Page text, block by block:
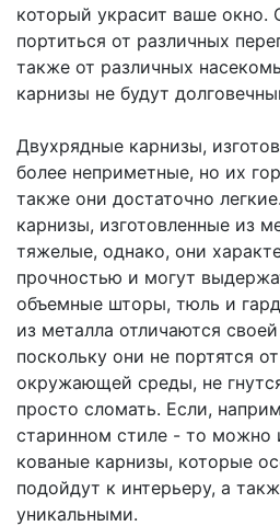
который украсит ваше окно.
портиться от различных
также от различных
карнизы не будут
Двухрядные карнизы,
более неприметные, но их
также они достаточно
карнизы, изготовленные из
тяжелые, однако, они
прочностью и могут
объемные шторы, тюль и
из металла отличаются
поскольку они не портятся
окружающей среды, не
просто сломать. Если,
старинном стиле - то можно
кованые карнизы, которые
подойдут к интерьеру, а
уникальными.